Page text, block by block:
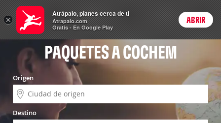
Vuelo+Hotel Login
PAQUETES A COCHEM
Origen
Destino
×
Atrápalo, planes cerca de ti
Atrapalo.com
Gratis - En Google Play
ABRIR